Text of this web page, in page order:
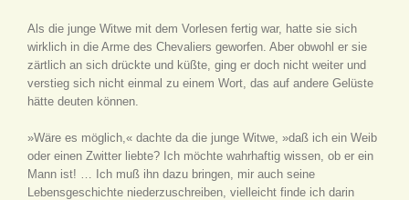
Als die junge Witwe mit dem Vorlesen fertig war, hatte sie sich
wirklich in die Arme des Chevaliers geworfen. Aber obwohl er sie
zärtlich an sich drückte und küßte, ging er doch nicht weiter und
verstieg sich nicht einmal zu einem Wort, das auf andere Gelüste
hätte deuten können.
»Wäre es möglich,« dachte da die junge Witwe, »daß ich ein Weib
oder einen Zwitter liebte? Ich möchte wahrhaftig wissen, ob er ein
Mann ist! … Ich muß ihn dazu bringen, mir auch seine
Lebensgeschichte niederzuschreiben, vielleicht finde ich darin